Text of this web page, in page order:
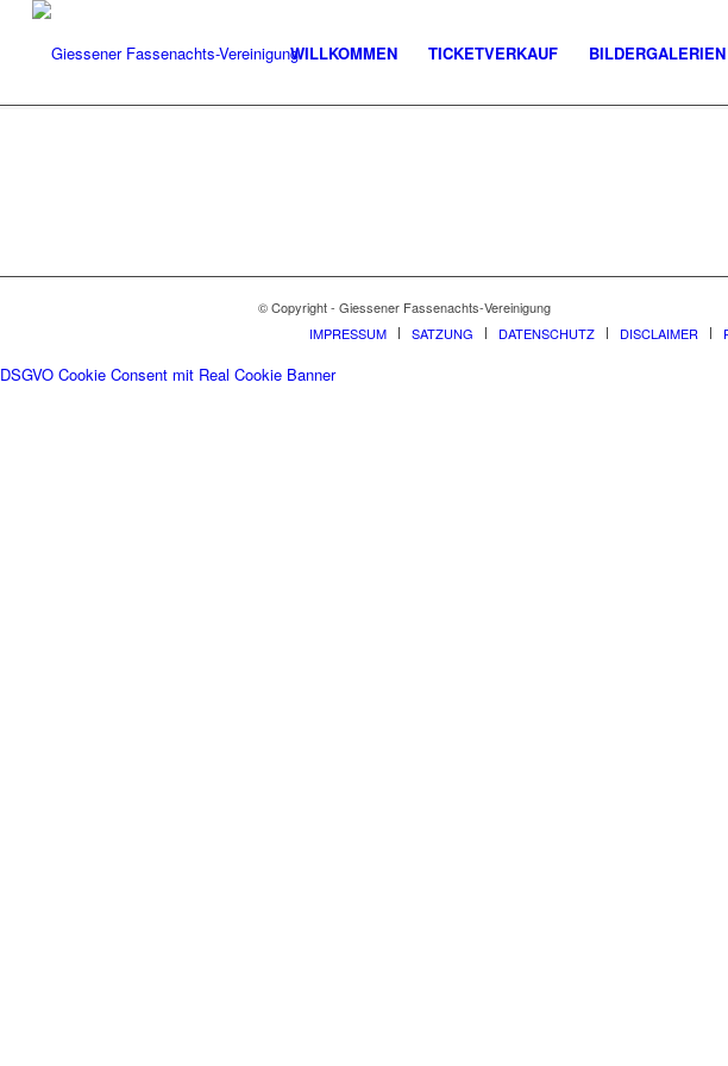
WILLKOMMEN TICKETVERKAUF BILDERGALERIEN
© Copyright - Giessener Fassenachts-Vereinigung
IMPRESSUM
SATZUNG DATENSCHUTZ DISCLAIMER
DSGVO Cookie Consent mit Real Cookie Banner